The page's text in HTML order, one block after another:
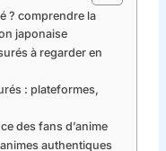
? comprendre la
japonaise
à regarder en
: plateformes,
des fans d’anime
authentiques